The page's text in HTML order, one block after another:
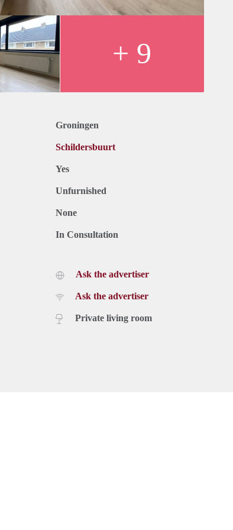
+ 9
Groningen
Schildersbuurt
Yes
Unfurnished
None
In Consultation
Ask the advertiser
Ask the advertiser
Private living room